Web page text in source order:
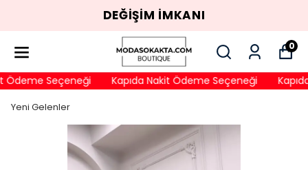
DEĞİŞİM İMKANI
0
Seçeneği Kapıda Nakit Ödeme Seçeneği
Yeni Gelenler